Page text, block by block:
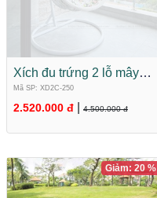
Xích đu trứng 2 lỗ mây
nhựa nhập khẩu XD2C-
250
Mã SP: XD2C-250
2.520.000 đ 4.500.000 đ
Giảm: 20 %